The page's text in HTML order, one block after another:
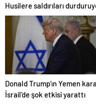
Husilere saldırıları
Donald Trump’ın Yemen
İsrail’de şok etkisi yarattı